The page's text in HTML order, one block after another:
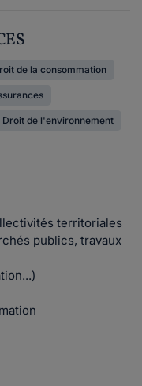
de la consommation
Droit de l'environnement
territoriales
publics, travaux